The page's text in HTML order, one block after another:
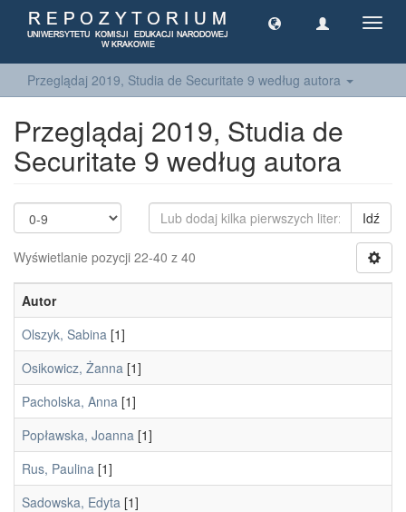
Przeglądaj 2019, Studia de Securitate 9 według autora
Przeglądaj 2019, Studia de
Securitate 9 według autora
Idź
Wyświetlanie pozycji 22-40 z 40
Autor
Olszyk, Sabina [1]
Osikowicz, Żanna [1]
Pacholska, Anna [1]
Popławska, Joanna [1]
Rus, Paulina [1]
Sadowska, Edyta [1]